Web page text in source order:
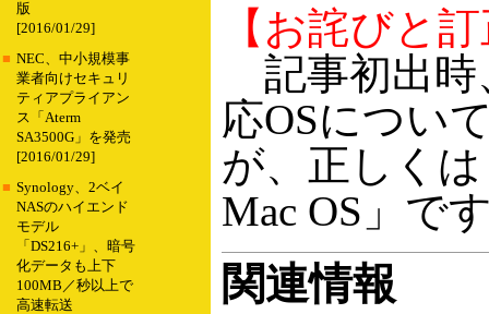
版
[2016/01/29]
■ NEC、中小規模事
業者向けセキュリ
ティアプライアン
ス「Aterm
SA3500G」を発売
[2016/01/29]
■ Synology、2ベイ
NASのハイエンド
モデル
「DS216+」、暗号
化データも上下
100MB／秒以上で
高速転送
【お詫びと
記事初出時
応OSについ
が、正しくは
Mac OS」で
関連情報